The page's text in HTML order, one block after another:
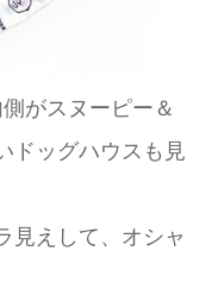
がスヌーピー＆
ドッグハウスも見
見えして、オシャ